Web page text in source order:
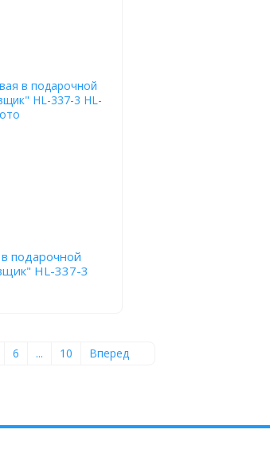
подарочной
HL-337-3
6 ... 10 Вперед